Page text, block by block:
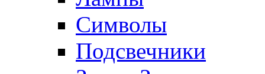
Символы
Подсвечники